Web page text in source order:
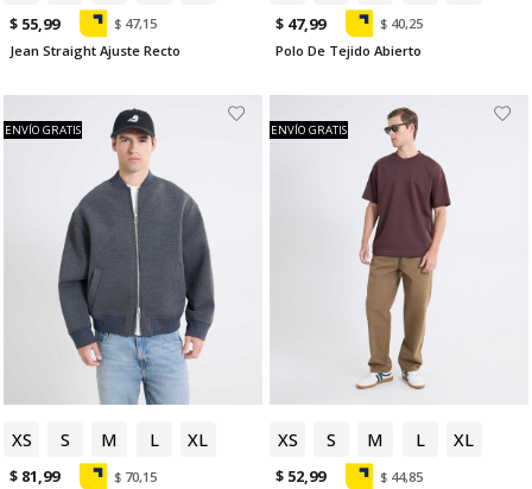
$ 55,99
$ 47,15
Jean Straight Ajuste Recto
$ 47,99
$ 40,25
Polo De Tejido Abierto
XS S M L XL
ENVÍO GRATIS
$ 81,99
$ 70,15
XS S M L XL
ENVÍO GRATIS
$ 52,99
$ 44,85